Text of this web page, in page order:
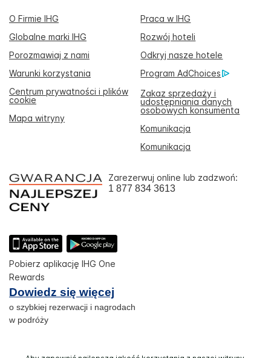
O Firmie IHG
Praca w IHG
Globalne marki IHG
Rozwój hoteli
Porozmawiaj z nami
Odkryj nasze hotele
Warunki korzystania
Program AdChoices
Centrum prywatności i plików
cookie
Zakaz sprzedaży i
udostępniania danych
osobowych konsumenta
Mapa witryny
Komunikacja
Komunikacja
Zarezerwuj online lub zadzwoń:
1 877 834 3613
Pobierz aplikację IHG One
Rewards
Dowiedz się więcej
o szybkiej rezerwacji i nagrodach
w podróży